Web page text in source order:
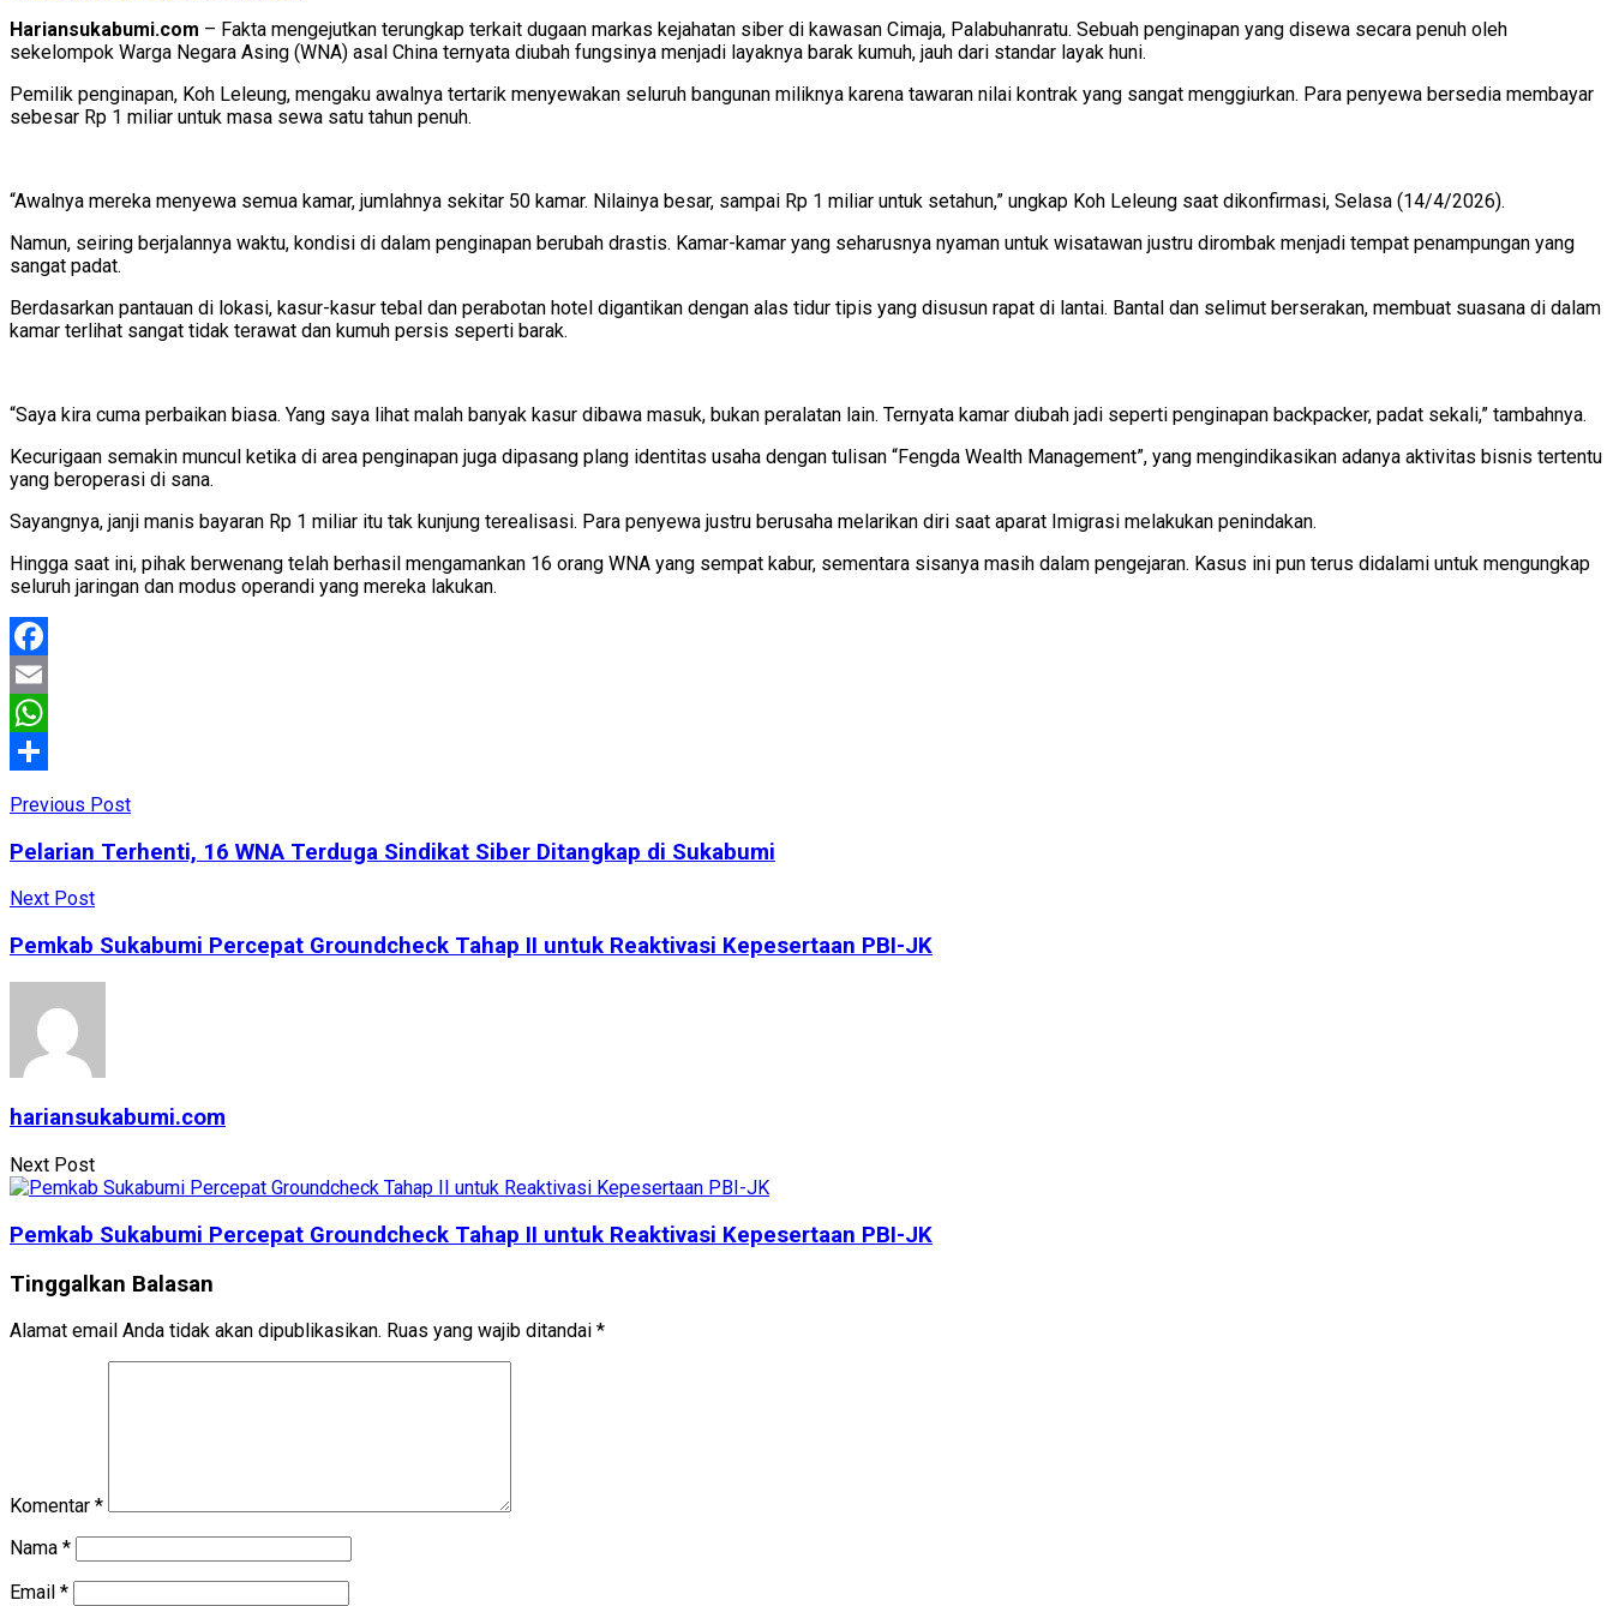
Hariansukabumi.com – Fakta mengejutkan terungkap terkait dugaan markas kejahatan siber di kawasan Cimaja, Palabuhanratu. Sebuah penginapan yang disewa secara penuh oleh
sekelompok Warga Negara Asing (WNA) asal China ternyata diubah fungsinya menjadi layaknya barak kumuh, jauh dari standar layak huni.
Pemilik penginapan, Koh Leleung, mengaku awalnya tertarik menyewakan seluruh bangunan miliknya karena tawaran nilai kontrak yang sangat menggiurkan. Para penyewa bersedia membayar
sebesar Rp 1 miliar untuk masa sewa satu tahun penuh.
“Awalnya mereka menyewa semua kamar, jumlahnya sekitar 50 kamar. Nilainya besar, sampai Rp 1 miliar untuk setahun,” ungkap Koh Leleung saat dikonfirmasi, Selasa (14/4/2026).
Namun, seiring berjalannya waktu, kondisi di dalam penginapan berubah drastis. Kamar-kamar yang seharusnya nyaman untuk wisatawan justru dirombak menjadi tempat penampungan yang
sangat padat.
Berdasarkan pantauan di lokasi, kasur-kasur tebal dan perabotan hotel digantikan dengan alas tidur tipis yang disusun rapat di lantai. Bantal dan selimut berserakan, membuat suasana di dalam
kamar terlihat sangat tidak terawat dan kumuh persis seperti barak.
“Saya kira cuma perbaikan biasa. Yang saya lihat malah banyak kasur dibawa masuk, bukan peralatan lain. Ternyata kamar diubah jadi seperti penginapan backpacker, padat sekali,” tambahnya.
Kecurigaan semakin muncul ketika di area penginapan juga dipasang plang identitas usaha dengan tulisan “Fengda Wealth Management”, yang mengindikasikan adanya aktivitas bisnis tertentu
yang beroperasi di sana.
Sayangnya, janji manis bayaran Rp 1 miliar itu tak kunjung terealisasi. Para penyewa justru berusaha melarikan diri saat aparat Imigrasi melakukan penindakan.
Hingga saat ini, pihak berwenang telah berhasil mengamankan 16 orang WNA yang sempat kabur, sementara sisanya masih dalam pengejaran. Kasus ini pun terus didalami untuk mengungkap
seluruh jaringan dan modus operandi yang mereka lakukan.
Facebook
Email
WhatsApp
Previous Post
Pelarian Terhenti, 16 WNA Terduga Sindikat Siber Ditangkap di Sukabumi
Next Post
Pemkab Sukabumi Percepat Groundcheck Tahap II untuk Reaktivasi Kepesertaan PBI-JK
hariansukabumi.com
Next Post
Pemkab Sukabumi Percepat Groundcheck Tahap II untuk Reaktivasi Kepesertaan PBI-JK
Tinggalkan Balasan
Alamat email Anda tidak akan dipublikasikan. Ruas yang wajib ditandai *
Komentar *
Nama *
Email *